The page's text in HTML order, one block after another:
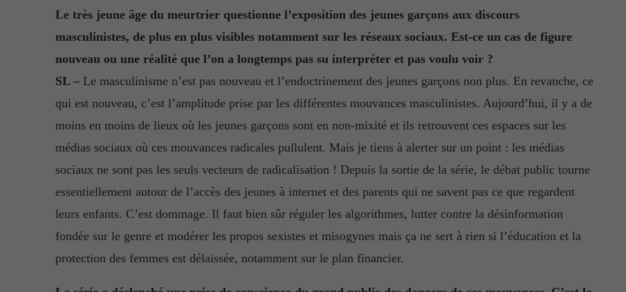
Le très jeune âge du meurtrier questionne l’exposition des jeunes garçons aux discours
masculinistes, de plus en plus visibles notamment sur les réseaux sociaux. Est-ce un cas de figure
nouveau ou une réalité que l’on a longtemps pas su interpréter et pas voulu voir ?
SL – Le masculinisme n’est pas nouveau et l’endoctrinement des jeunes garçons non plus. En revanche, ce
qui est nouveau, c’est l’amplitude prise par les différentes mouvances masculinistes. Aujourd’hui, il y a de
moins en moins de lieux où les jeunes garçons sont en non-mixité et ils retrouvent ces espaces sur les
médias sociaux où ces mouvances radicales pullulent. Mais je tiens à alerter sur un point : les médias
sociaux ne sont pas les seuls vecteurs de radicalisation ! Depuis la sortie de la série, le débat public tourne
essentiellement autour de l’accès des jeunes à internet et des parents qui ne savent pas ce que regardent
leurs enfants. C’est dommage. Il faut bien sûr réguler les algorithmes, lutter contre la désinformation
fondée sur le genre et modérer les propos sexistes et misogynes mais ça ne sert à rien si l’éducation et la
protection des femmes est délaissée, notamment sur le plan financier.